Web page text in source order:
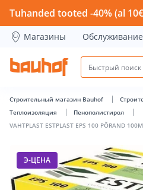
VAHTPLAST ESTPLAST EPS
Tuhanded tooted -40% (al
Магазины
Строительный магазин Bauhof
Теплоизоляция
Пенополистирол
VAHTPLAST ESTPLAST EPS 100 PÕRAND
Э-ЦЕНА